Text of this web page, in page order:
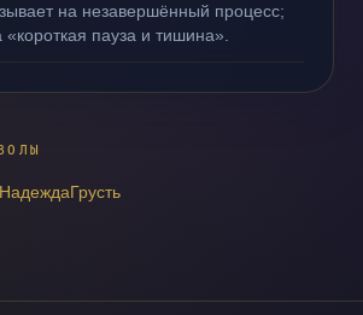
на незавершённый процесс;
пауза и тишина».
НадеждаГрусть